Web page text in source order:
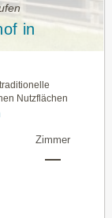
in
Nutzflächen
Zimmer
—